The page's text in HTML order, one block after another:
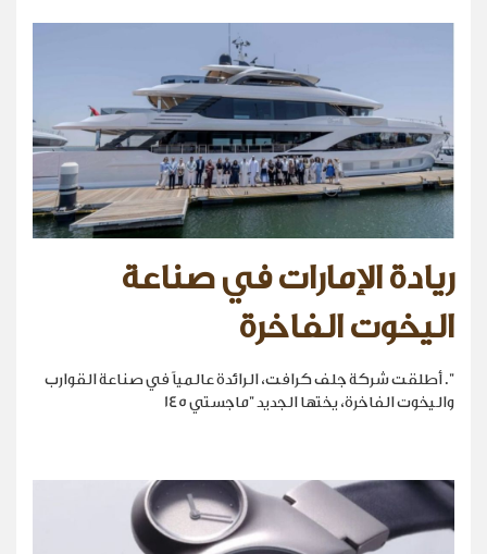
ريادة الإمارات في صناعة
اليخوت الفاخرة
". أطلقت شركة جلف كرافت، الرائدة عالمياً في صناعة القوارب
واليخوت الفاخرة، يختها الجديد "ماجستي 145